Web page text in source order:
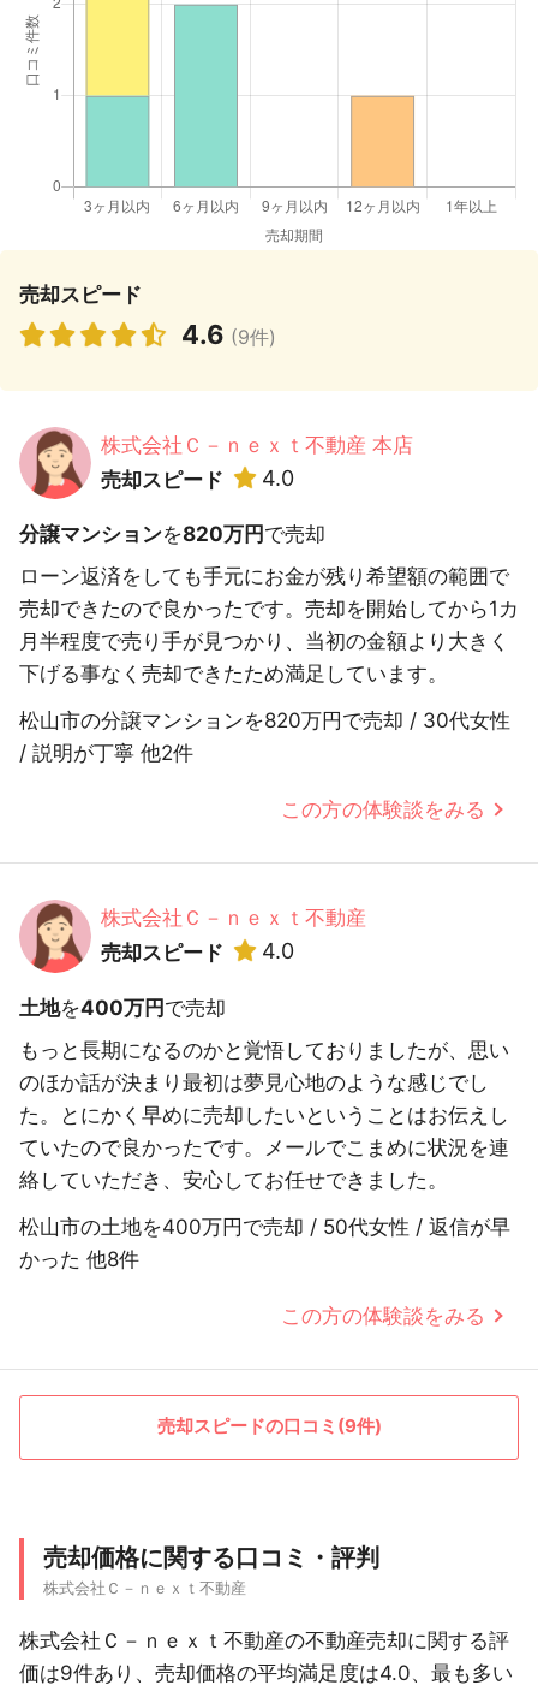
売却スピード
4.6 (9件)
株式会社Ｃ－ｎｅｘｔ不動産 本店
売却スピード
4.0
分譲マンションを820万円 で売却
ローン返済をしても手元にお金が残り希望額の範囲で
売却できたので良かったです。売却を開始してから1カ
月半程度で売り手が見つかり、当初の金額より大きく
下げる事なく売却できたため満足しています。
松山市の分譲マンションを820万円で売却 / 30代女性
/ 説明が丁寧 他2件
この方の体験談をみる
株式会社Ｃ－ｎｅｘｔ不動産
売却スピード
4.0
土地を400万円で売却
もっと長期になるのかと覚悟しておりましたが、思い
のほか話が決まり最初は夢見心地のような感じでし
た。とにかく早めに売却したいということはお伝えし
ていたので良かったです。メールでこまめに状況を連
絡していただき、安心してお任せできました。
松山市の土地を400万円で売却 / 50代女性 / 返信が早
かった 他8件
この方の体験談をみる
売却スピードの口コミ(9件)
売却価格に関する口コミ・評判
株式会社Ｃ－ｎｅｘｔ不動産
株式会社Ｃ－ｎｅｘｔ不動産の不動産売却に関する評
価は9件あり、売却価格の平均満足度は4.0、最も多い